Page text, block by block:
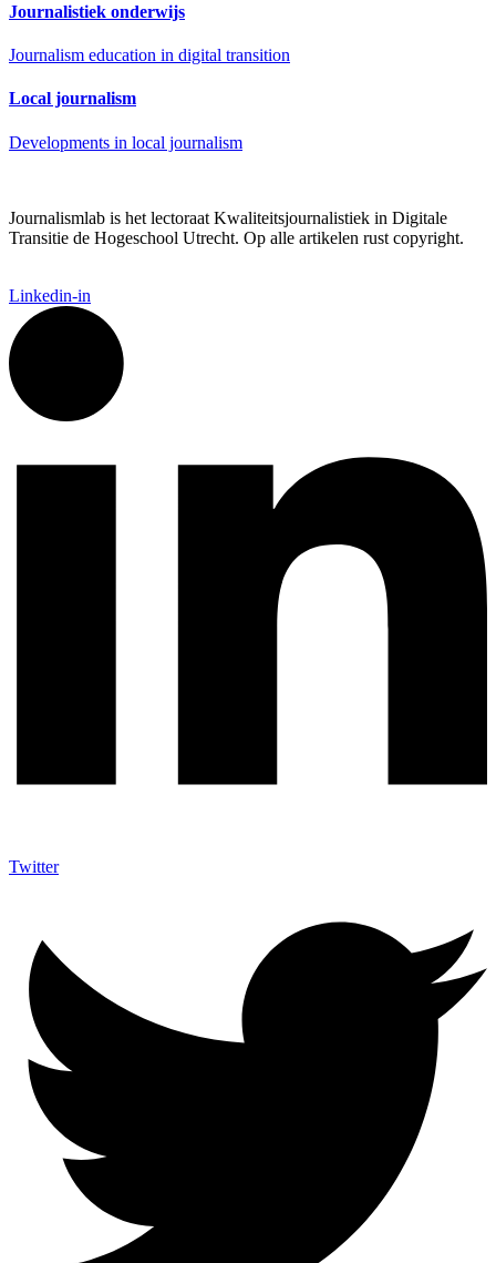
Journalistiek onderwijs
Journalism education in digital transition
Local journalism
Developments in local journalism
Journalismlab is het lectoraat Kwaliteitsjournalistiek in Digitale
Transitie de Hogeschool Utrecht. Op alle artikelen rust copyright.
Linkedin-in
Twitter